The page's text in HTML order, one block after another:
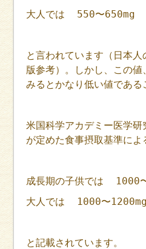
大人では 550〜650mg
と言われています（日本
版参考）。しかし、この
みるとかなり低い値である
米国科学アカデミー医学
が定めた食事摂取基準によ
成長期の子供では 1000
大人では 1000〜1200mg
と記載されています。